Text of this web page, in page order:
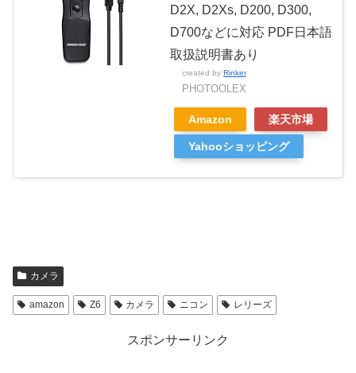
D2X, D2Xs, D200, D300,
D700などに対応 PDF日本語
取扱説明書あり
created by Rinker
PHOTOOLEX
Amazon 楽天市場
Yahooショッピング
カメラ
amazon Z6 カメラ ニコン レリーズ
スポンサーリンク